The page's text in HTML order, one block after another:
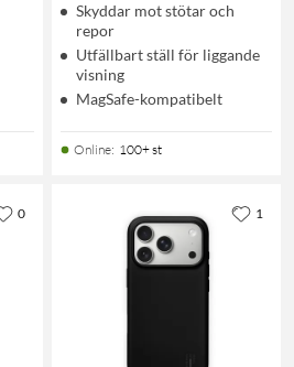
Skyddar mot stötar och
repor
Utfällbart ställ för liggande
visning
MagSafe-kompatibelt
Online: 100+ st
0 1